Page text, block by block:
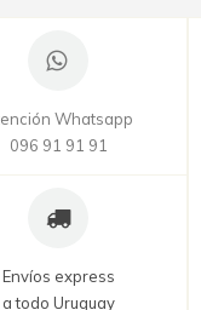
Whatsapp
096 91 91 91
Envíos express
a todo Uruguay